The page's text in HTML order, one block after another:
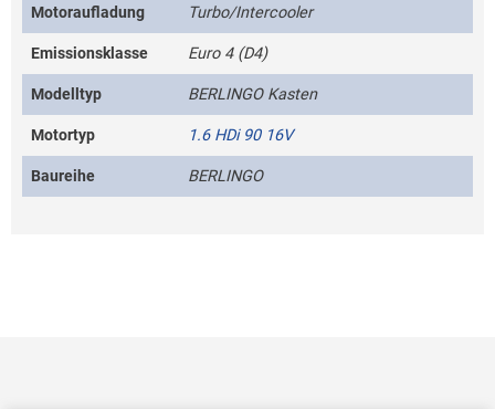
Motoraufladung Turbo/Intercooler
Emissionsklasse Euro 4 (D4)
Modelltyp BERLINGO Kasten
Motortyp 1.6 HDi 90 16V
Baureihe BERLINGO